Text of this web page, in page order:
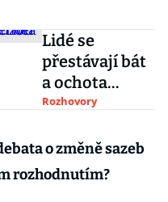
Lidé se
přestávají bát
a ochota
půjčovat si
můžou opět
růst, varuje
Rozhovory
o změně sazeb
rozhodnutím?